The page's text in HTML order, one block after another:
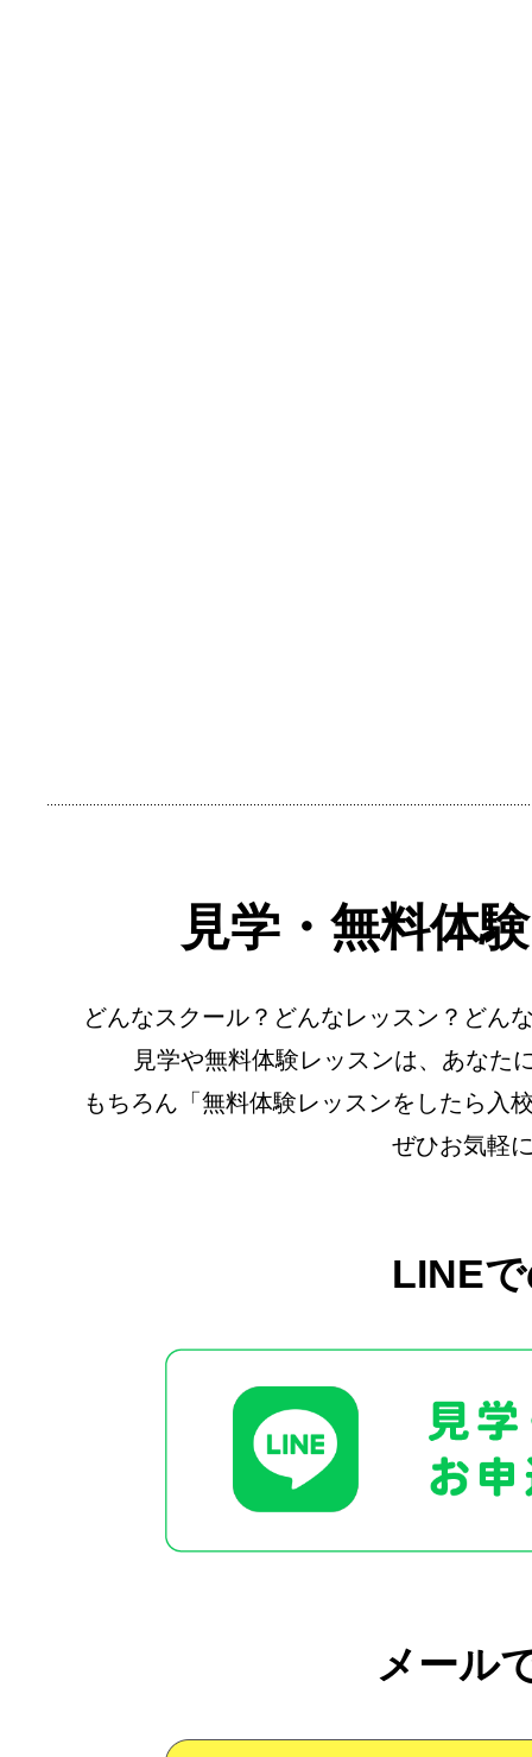
見学・無料体
どんなスクール？どんなレッスン？どん
見学や無料体験レッスンは、あなた
もちろん「無料体験レッスンをしたら入
ぜひお気軽
LINE
メール